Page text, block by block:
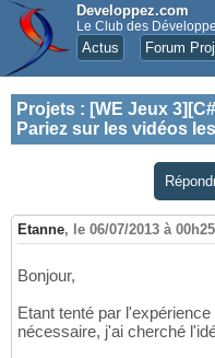
Developpez.com
Le Club des
Actus Forum
Projets : [WE Jeux
Pariez sur les vidéos
Etanne, le 06/07/2013 à 00h25
Bonjour,
Etant tenté par
nécessaire, j'ai cherché